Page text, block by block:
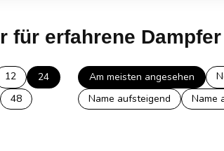
für erfahrene Dampfer
12
24
48
Am meisten angesehen
Name aufsteigend
Name